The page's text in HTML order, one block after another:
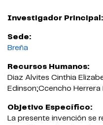
Investigador Principal:
Sede:
Breña
Recursos Humanos:
Diaz Alvites Cinthia
Edinson;Ccencho Herrera
Objetivo Específico:
La presente invención se